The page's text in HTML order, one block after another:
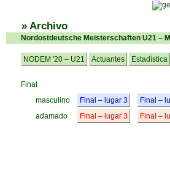
» Archivo
Nordostdeutsche Meisterschaften U21 –
NODEM '20 – U21 Actuantes Estadística
Final
masculino
adamado
Final – lugar 3
Final – lugar 3
Final –
Final –